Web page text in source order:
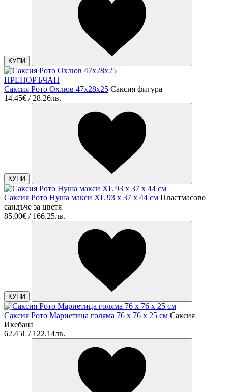
КУПИ
ПРЕПОРЪЧАН
Саксия Рото Охлюв 47x28x25 Саксия фигура
14.45€ / 28.26лв.
КУПИ
Саксия Рото Нуша макси XL 93 x 37 x 44 см Пластмасово
сандъче за цветя
85.00€ / 166.25лв.
КУПИ
Саксия Рото Мариетица голяма 76 x 76 x 25 см Саксия
Икебана
62.45€ / 122.14лв.